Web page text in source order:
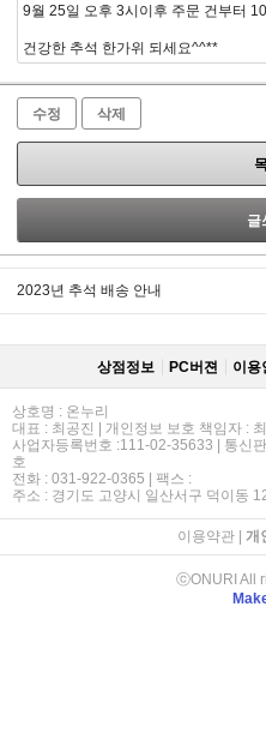
9월 25일 오후 3시이후 주문 건부터
건강한 추석 한가위 되세요^^**
수정 삭제
글
2023년 추석 배송 안내
상점정보 PC버젼 이용
상호명 : 온누리
대표 : 최공진 | 개인정보 보호 책임자 :
사업자등록번호 :111-02-35633 | 통신
호
전화 : 031-922-0365 | 팩스 :
주소 : 경기도 고양시 일산서구 덕이동
이용약관| 개
ⓒONURI All